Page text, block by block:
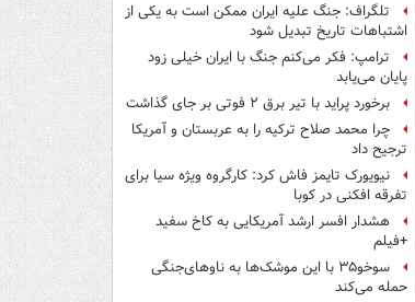
تلگراف: جنگ علیه ایران ممکن است به یکی از
اشتباهات تاریخ تبدیل شود
ترامپ: فکر می‌کنم جنگ با ایران خیلی زود
پایان می‌یابد
برخورد پراید با تیر برق ۲ فوتی بر جای گذاشت
چرا محمد صلاح ترکیه را به عربستان و آمریکا
ترجیح داد
نیویورک تایمز فاش کرد: کارگروه ویژه سیا برای
تفرقه افکنی در کوبا
هشدار افسر ارشد آمریکایی به کاخ سفید
+فیلم
سوخو۳۵ با این موشک‌ها به ناوهای‌جنگی
حمله می‌کند